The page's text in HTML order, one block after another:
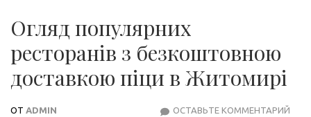
Огляд популярних
ресторанів з безкоштовною
доставкою піци в Житомирі
ОТ ADMIN ОСТАВЬТЕ КОММЕНТАРИЙ